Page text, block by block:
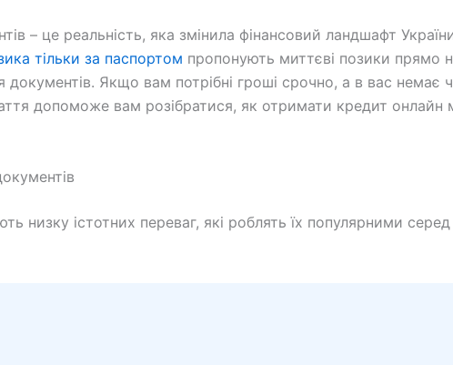
– це реальність, яка змінила фінансовий ландшафт
тільки за паспортом пропонують миттєві позики прямо
Якщо вам потрібні гроші срочно, а в вас немає
допоможе вам розібратися, як отримати кредит онлайн
низку істотних переваг, які роблять їх популярними серед